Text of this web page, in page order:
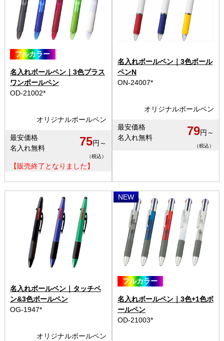
フルカラー
名入れボールペン｜3色プラス
ワンボールペン
OD-21002*
オリジナルボールペン
最安価格
名入れ無料
75円～
（税込）
【販売終了となりました】
名入れボールペン｜3色ボール
ペンN
ON-24007*
オリジナルボールペン
最安価格
名入れ無料
79円～
（税込）
名入れボールペン｜タッチペ
ン&3色ボールペン
OG-1947*
オリジナルボールペン
NEW
フルカラー
名入れボールペン｜3色+1色ボ
ールペン
OD-21003*